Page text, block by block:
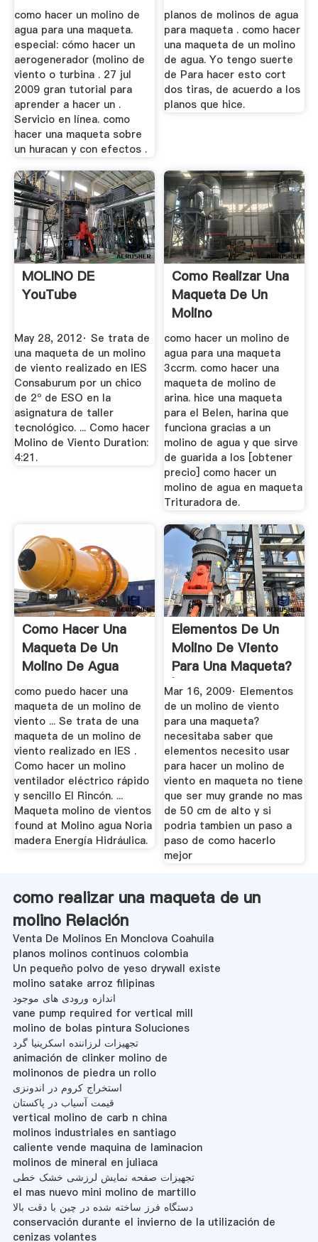
como hacer un molino de
agua para una maqueta.
especial: cómo hacer un
aerogenerador (molino de
viento o turbina . 27 jul
2009 gran tutorial para
aprender a hacer un .
Servicio en línea. como
hacer una maqueta sobre
un huracan y con efectos .
planos de molinos de agua
para maqueta . como hacer
una maqueta de un molino
de agua. Yo tengo suerte
de Para hacer esto cort
dos tiras, de acuerdo a los
planos que hice.
MOLINO DE
YouTube
May 28, 2012· Se trata de
una maqueta de un molino
de viento realizado en IES
Consaburum por un chico
de 2º de ESO en la
asignatura de taller
tecnológico. ... Como hacer
Molino de Viento Duration:
4:21.
Como Realizar Una
Maqueta De Un
Molino
como hacer un molino de
agua para una maqueta
3ccrm. como hacer una
maqueta de molino de
arina. hice una maqueta
para el Belen, harina que
funciona gracias a un
molino de agua y que sirve
de guarida a los [obtener
precio] como hacer un
molino de agua en maqueta
Trituradora de.
Como Hacer Una
Maqueta De Un
Molino De Agua
como puedo hacer una
maqueta de un molino de
viento ... Se trata de una
maqueta de un molino de
viento realizado en IES .
Como hacer un molino
ventilador eléctrico rápido
y sencillo El Rincón. ...
Maqueta molino de vientos
found at Molino agua Noria
madera Energía Hidráulica.
Elementos De Un
Molino De Viento
Para Una Maqueta?
| Yahoo ...
Mar 16, 2009· Elementos
de un molino de viento
para una maqueta?
necesitaba saber que
elementos necesito usar
para hacer un molino de
viento en maqueta no tiene
que ser muy grande no mas
de 50 cm de alto y si
podria tambien un paso a
paso de como hacerlo
mejor
como realizar una maqueta de un
molino Relación
Venta De Molinos En Monclova Coahuila
planos molinos continuos colombia
Un pequeño polvo de yeso drywall existe
molino satake arroz filipinas
اندازه ورودی های موجود
vane pump required for vertical mill
molino de bolas pintura Soluciones
تجهیزات لرزاننده اسکرینیا گرد
animación de clinker molino de
molinonos de piedra un rollo
استخراج کروم در اندونزی
قیمت آسیاب در پاکستان
vertical molino de carb n china
molinos industriales en santiago
caliente vende maquina de laminacion
molinos de mineral en juliaca
تجهیزات صفحه نمایش لرزشی خشک خطی
el mas nuevo mini molino de martillo
دستگاه فرز ساخته شده در چین با دقت بالا
conservación durante el invierno de la utilización de
cenizas volantes